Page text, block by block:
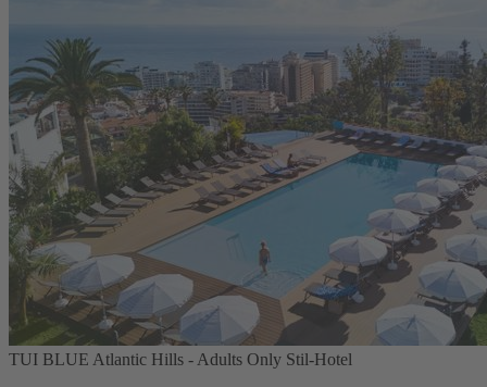
TUI BLUE Atlantic Hills - Adults Only Stil-Hotel